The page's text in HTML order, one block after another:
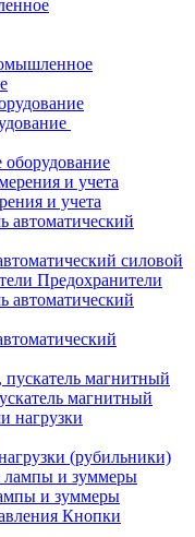
оборудование
и учета
силовой
Предохранители
магнитный
(рубильники)
и зуммеры
Кнопки